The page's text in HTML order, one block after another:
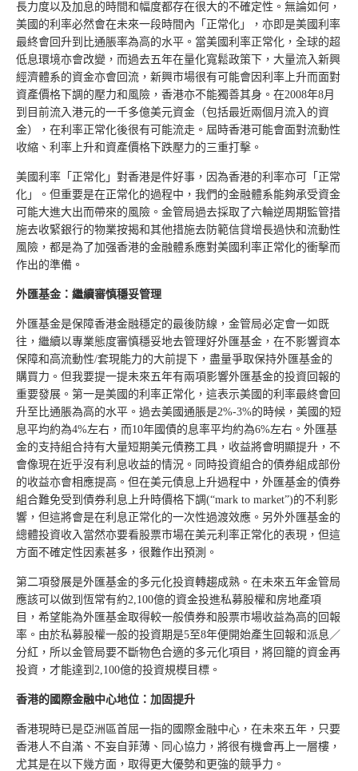
長力度以及加息的時間和幅度都存在很大的不確定性。無論如何，
美國的利率必然會在未來一段時間內「正常化」，亦即是美國利率
最終會回升到比通脹率為高的水平。當美國利率正常化，全球的超
低息環境亦會改變，而過去五年在量化寬鬆政策下，大量流入新興
經濟體系的資金亦會回流，新興市場很有可能會因利率上升而面對
資產價格下調的壓力和風險，香港亦不能獨善其身。在2008年8月
到目前流入港元的一千多億美元資金（包括最近兩個月流入的資
金），在利率正常化後很有可能流走。屆時香港可能會面對流動性
收縮、利率上升和資產價格下跌壓力的三重打擊。
美國利率「正常化」對香港是件好事，因為香港的利率亦可「正常
化」。但重要是在正常化的過程中，我們的金融體系能夠承受資金
可能大進大出而帶來的風險。金管局過去採取了六輪逆周期監管措
施去收緊銀行的物業按揭和其他措施去防範信貸增長過快和流動性
風險，都是為了加强香港的金融體系應對美國利率正常化的衝擊而
作出的準備。
外匯基金：繼續審慎穩妥管理
外匯基金是保障香港金融穩定的最後防線，金管局必定會一如既
往，繼續以專業態度審慎穩妥地去管理好外匯基金，在不影響資本
保障和高流動性/套現能力的大前提下，盡量爭取保持外匯基金的
購買力。但我要提一提未來五年有兩項影響外匯基金的投資回報的
重要發展。第一是美國的利率正常化，這表示美國的利率最終會回
升至比通脹為高的水平。過去美國通脹是2%-3%的時候，美國的短
息平均約為4%左右，而10年國債的息率平均約為6%左右。外匯基
金的支持組合持有大量短期美元債務工具，收益將會明顯提升，不
會像現在近乎沒有利息收益的情況。同時投資組合的債券組成部份
的收益亦會相應提高。但在美元債息上升過程中，外匯基金的債券
組合難免受到債券利息上升時價格下調(“mark to market”)的不利影
響，但這將會是在利息正常化的一次性過渡效應。另外外匯基金的
總體投資收入當然亦要看股票市場在美元利率正常化的表現，但這
方面不確定性因素甚多，很難作出預測。
第二項發展是外匯基金的多元化投資轉趨成熟。在未來五年金管局
應該可以做到恆常有約2,100億的資金投進私募股權和房地產項
目，希望能為外匯基金取得較一般債券和股票市場收益為高的回報
率。由於私募股權一般的投資期是5至8年便開始產生回報和派息／
分紅，所以金管局要不斷物色合適的多元化項目，將回籠的資金再
投資，才能達到2,100億的投資規模目標。
香港的國際金融中心地位：加固提升
香港現時已是亞洲區首屈一指的國際金融中心，在未來五年，只要
香港人不自滿、不妄自菲薄、同心協力，將很有機會再上一層樓，
尤其是在以下幾方面，取得更大優勢和更強的競爭力。